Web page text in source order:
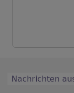
Nachrichten